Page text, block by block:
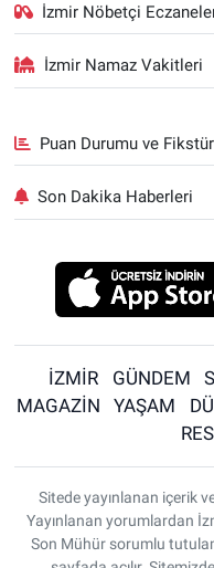
İzmir Nöbetçi
İzmir Namaz Vakitleri
Puan Durumu ve Fikstür
Son Dakika Haberleri
İZMİR GÜNDEM
MAGAZİN
YAŞAM
Sitede yayınlanan içerik
Yayınlanan yorumlardan
Son Mühür sorumlu